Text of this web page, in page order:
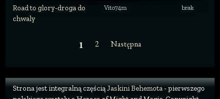
Road to glory-droga do
chwaly
Vito74m brak
1 2 Następna
Strona jest integralną częściąJaskini Behemota- pierwszego